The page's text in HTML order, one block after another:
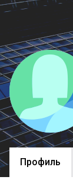
Профиль